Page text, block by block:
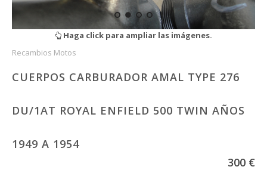
Haga click para ampliar las imágenes.
Recambios Motos
CUERPOS CARBURADOR AMAL TYPE 276
DU/1AT ROYAL ENFIELD 500 TWIN AÑOS
1949 A 1954
300 €